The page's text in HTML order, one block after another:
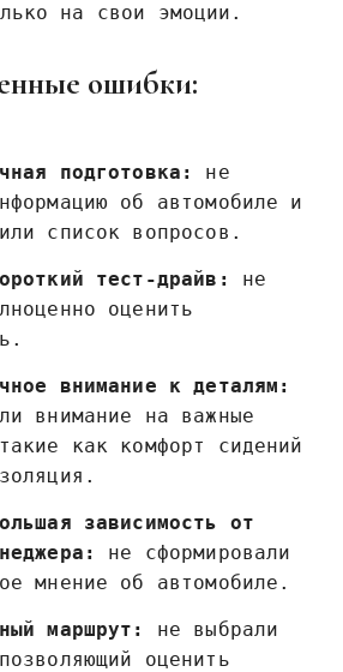
на свои эмоции.
ошибки:
подготовка:
не
об автомобиле и
список вопросов.
тест-драйв:
не
оценить
внимание к деталям:
внимание на важные
как комфорт сидений
зависимость от
не сформировали
мнение об автомобиле.
маршрут:
не выбрали
оценить